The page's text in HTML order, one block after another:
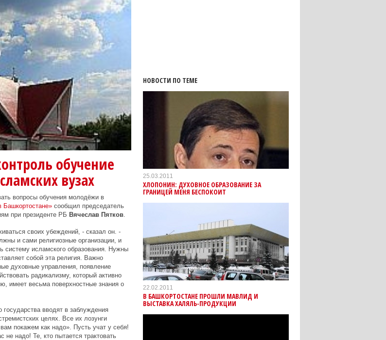
обучение
вузах
вопросы обучения молодёжи в
Башкортостане»сообщил председатель
при президенте РБ Вячеслав Пятков.
своих убеждений, - сказал он. -
и сами религиозные организации, и
систему исламского образования. Нужны
собой эта религия. Важно
духовные управления, появление
радикализму, который активно
имеет весьма поверхностные знания о
вводят в заблуждения
целях. Все их лозунги
покажем как надо». Пусть учат у себя!
надо! Те, кто пытается трактовать
НОВОСТИ ПО ТЕМЕ
25.03.2011
ХЛОПОНИН: ДУХОВНОЕ ОБРАЗОВАНИЕ ЗА
ГРАНИЦЕЙ МЕНЯ БЕСПОКОИТ
22.02.2011
В БАШКОРТОСТАНЕ ПРОШЛИ МАВЛИД И
ВЫСТАВКА ХАЛЯЛЬ-ПРОДУКЦИИ